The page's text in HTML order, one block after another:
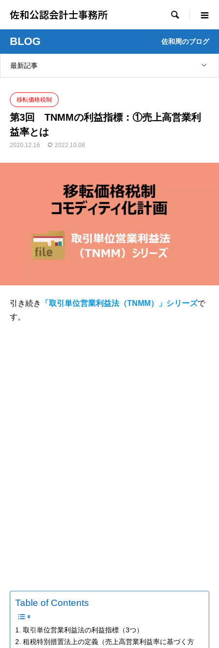
佐和公認会計士事務所 
BLOG 佐和周のブログ
最新記事
移転価格税制
第3回 TNMMの利益指標：①売上高営業利
益率とは
2020.12.16 2022.10.08
引き続き 「取引単位営業利益法（TNMM）」シリーズで
す。
Table of Contents
1. 取引単位営業利益法の利益指標（3つ）
2. 租税特別措置法上の定義（売上高営業利益率に基づく方